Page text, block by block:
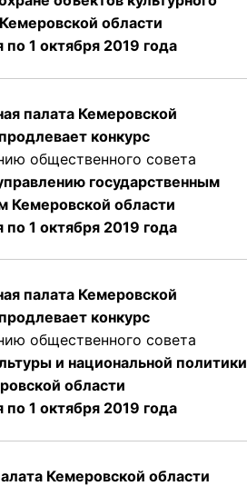
области
по 1 октября 2019 года
палата Кемеровской
продлевает конкурс
общественного совета
государственным
Кемеровской области
по 1 октября 2019 года
палата Кемеровской
продлевает конкурс
общественного совета
и национальной политики
области
по 1 октября 2019 года
Кемеровской области